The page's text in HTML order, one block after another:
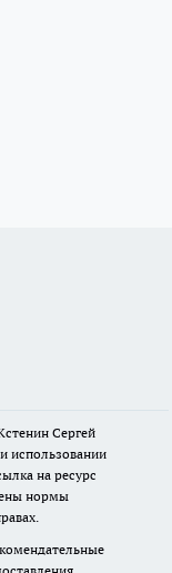
Сергей
использовании
на ресурс
нормы